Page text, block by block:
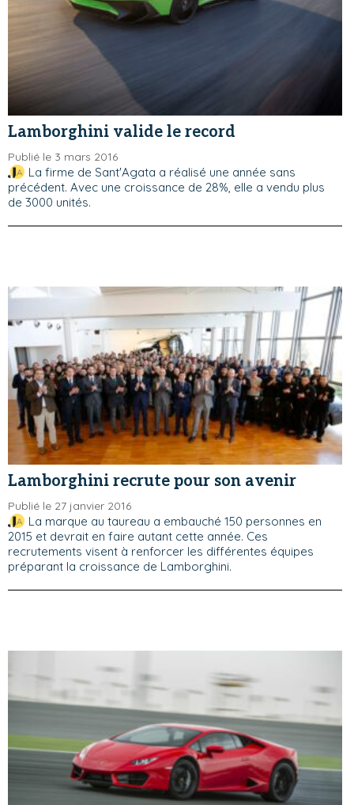
Lamborghini valide le record
Publié le 3 mars 2016
La firme de Sant'Agata a réalisé une année sans
précédent. Avec une croissance de 28%, elle a vendu plus
de 3000 unités.
Lamborghini recrute pour son avenir
Publié le 27 janvier 2016
La marque au taureau a embauché 150 personnes en
2015 et devrait en faire autant cette année. Ces
recrutements visent à renforcer les différentes équipes
préparant la croissance de Lamborghini.